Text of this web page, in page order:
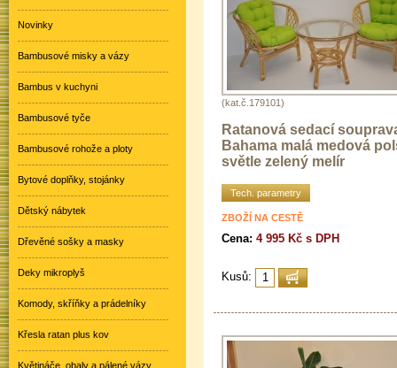
(kat.č.179101)
Ratanová sedací
Bahama malá medová
světle zelený melír
Tech. parametry
ZBOŽÍ NA CESTĚ
Cena: 4 995 Kč s DPH
Kusů:
Novinky
Bambusové misky a vázy
Bambus v kuchyni
Bambusové tyče
Bambusové rohože a ploty
Bytové doplňky, stojánky
Dětský nábytek
Dřevěné sošky a masky
Deky mikroplyš
Komody, skříňky a prádelníky
Křesla ratan plus kov
Květináče, obaly a pálené vázy